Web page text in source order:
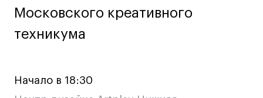
Участие в выставках
Московского креативного
техникума
Московского креативного
техникума
Начало в 18:30